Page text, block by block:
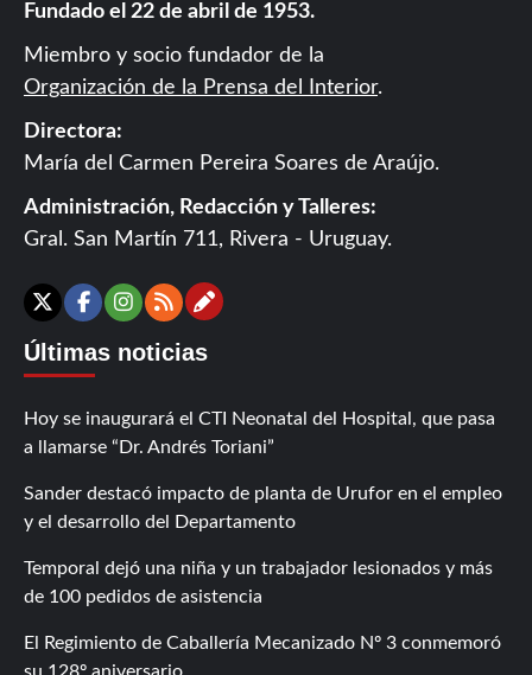
Fundado el 22 de abril de 1953.
Miembro y socio fundador de la
Organización de la Prensa del Interior.
Directora:
María del Carmen Pereira Soares de Araújo.
Administración, Redacción y Talleres:
Gral. San Martín 711, Rivera - Uruguay.
X Facebook
Instagram
RSSContáctanos
Últimas noticias
Hoy se inaugurará el CTI Neonatal del Hospital, que pasa
a llamarse “Dr. Andrés Toriani”
Sander destacó impacto de planta de Urufor en el empleo
y el desarrollo del Departamento
Temporal dejó una niña y un trabajador lesionados y más
de 100 pedidos de asistencia
El Regimiento de Caballería Mecanizado Nº 3 conmemoró
su 128º aniversario